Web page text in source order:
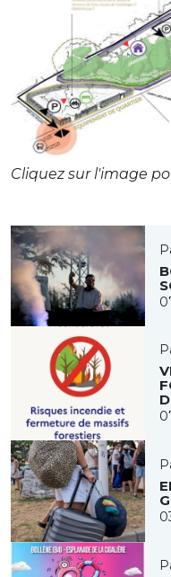
Cliquez sur l'image